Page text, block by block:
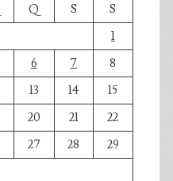
Q S
S
1
6 7
8
13 14
15
20 21
22
27 28
29